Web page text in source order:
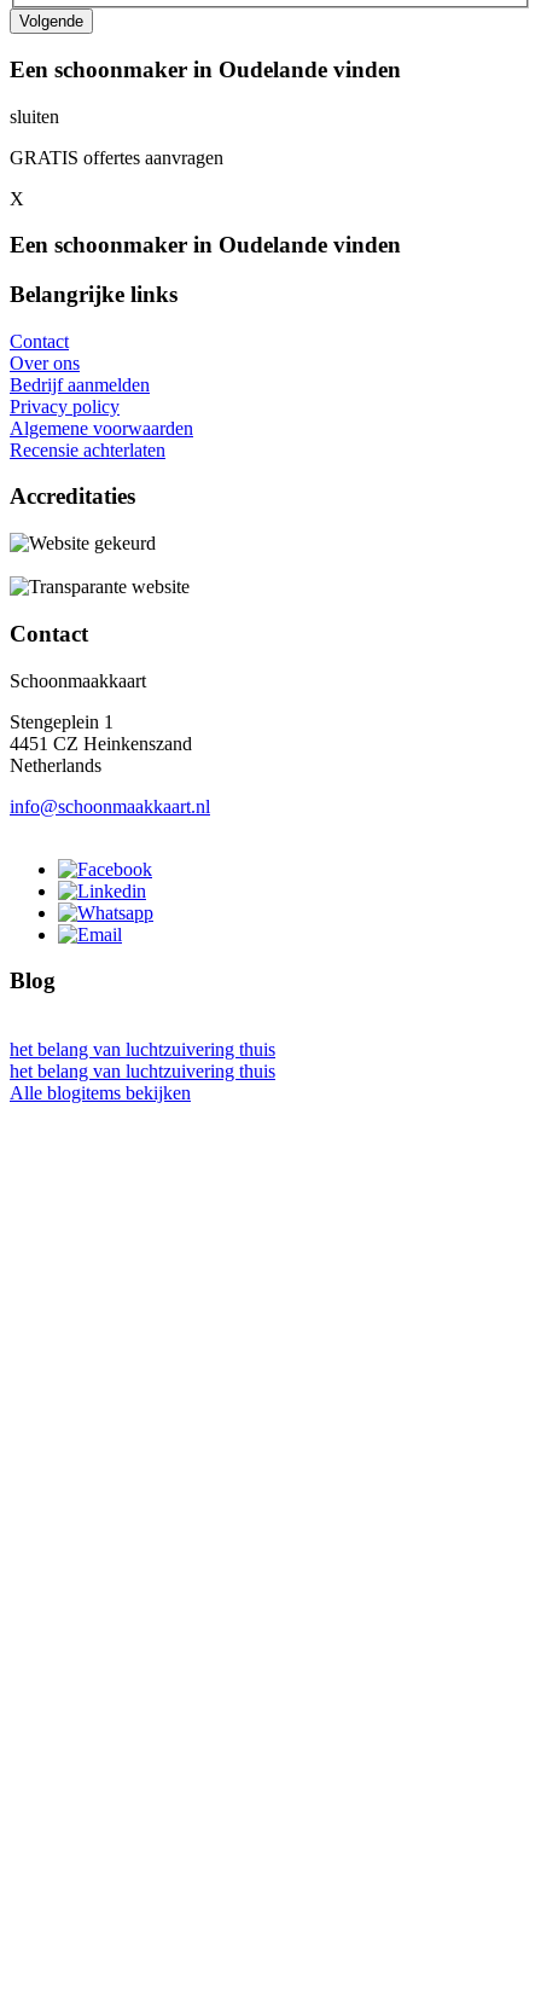
Een schoonmaker in Oudelande vinden
sluiten
GRATIS offertes aanvragen
X
Een schoonmaker in Oudelande vinden
Belangrijke links
Contact
Over ons
Bedrijf aanmelden
Privacy policy
Algemene voorwaarden
Recensie achterlaten
Accreditaties
Contact
Schoonmaakkaart
Stengeplein 1
4451 CZ Heinkenszand
Netherlands
info@schoonmaakkaart.nl
Blog
het belang van luchtzuivering thuis
het belang van luchtzuivering thuis
Alle blogitems bekijken